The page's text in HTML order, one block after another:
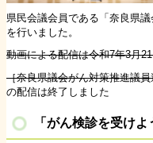
県民会議会員である「奈良県
を行いました。
動画による配信は令和7年3月
［奈良県議会がん対策推進議
の配信は終了しました
「がん検診を受け